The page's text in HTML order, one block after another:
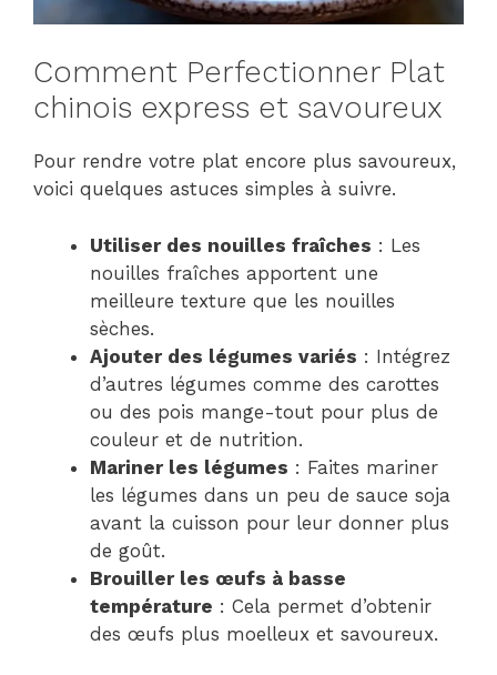
Comment Perfectionner Plat
chinois express et savoureux
Pour rendre votre plat encore plus savoureux,
voici quelques astuces simples à suivre.
Utiliser des nouilles fraîches : Les
nouilles fraîches apportent une
meilleure texture que les nouilles
sèches.
Ajouter des légumes variés : Intégrez
d’autres légumes comme des carottes
ou des pois mange-tout pour plus de
couleur et de nutrition.
Mariner les légumes : Faites mariner
les légumes dans un peu de sauce soja
avant la cuisson pour leur donner plus
de goût.
Brouiller les œufs à basse
température : Cela permet d’obtenir
des œufs plus moelleux et savoureux.